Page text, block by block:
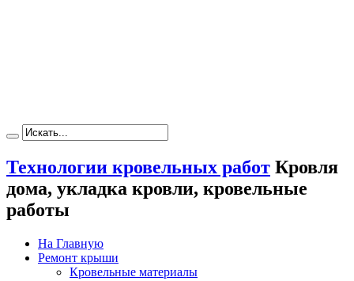
Технологии кровельных работ Кровля
дома, укладка кровли, кровельные
работы
На Главную
Ремонт крыши
Кровельные материалы